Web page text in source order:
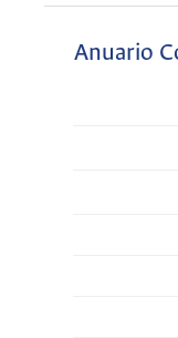
Anuario